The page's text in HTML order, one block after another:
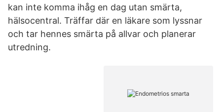
kan inte komma ihåg en dag utan smärta,
hälsocentral. Träffar där en läkare som lyssnar
och tar hennes smärta på allvar och planerar
utredning.